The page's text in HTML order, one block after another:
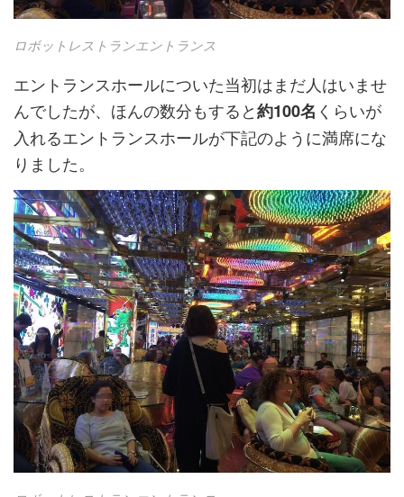
ロボットレストランエントランス
エントランスホールについた当初はまだ人はいませ
んでしたが、ほんの数分もすると約100名 くらいが
入れるエントランスホールが下記のように満席にな
りました。